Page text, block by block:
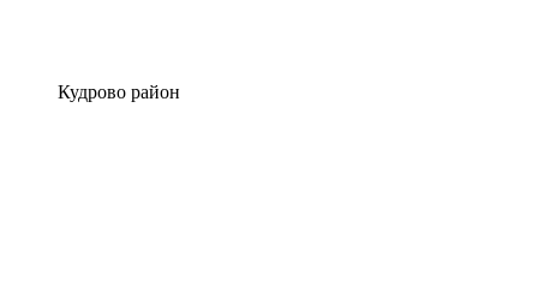
Кудрово район